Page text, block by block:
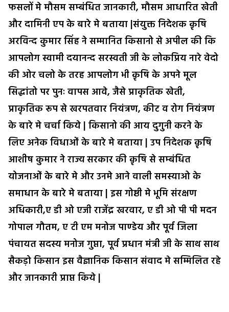
फसलों मे मौसम सम्बंधित जानकारी, मौसम आधारित खेती
और दामिनी एप के बारे मे बताया |संयुक्त निदेशक क़ृषि
अरविन्द कुमार सिंह ने सम्मानित किसानो से अपील की कि
आपलोग स्वामी दयानन्द सरस्वती जी के लोकप्रिय नारे वेदो
की ओर चलो के तरह आपलोग भी क़ृषि के अपने मूल
सिद्धांतो पर पुनः वापस आवे, जैसे प्राकृतिक खेती,
प्राकृतिक रूप से खरपतवार नियंत्रण, कीट व रोग नियंत्रण
के बारे मे चर्चा किये | किसानो की आय दुगुनी करने के
लिए अनेक विधाओं के बारे मे बताया | उप निदेशक क़ृषि
आशीष कुमार ने राज्य सरकार की क़ृषि से सम्बंधित
योजनाओं के बारे मे और उनमे आने वाली समस्याओ के
समाधान के बारे मे बताया | इस गोष्ठी मे भूमि संरक्षण
अधिकारी,ए डी ओ एजी राजेंद्र खरवार, ए डी ओ पी पी मदन
गोपाल गौतम, ए टी एम मनोज पाण्डेय और पूर्व जिला
पंचायत सदस्य मनोज गुप्ता, पूर्व प्रधान मंत्री जी के साथ साथ
सैकड़ो किसान इस वैज्ञानिक किसान संवाद मे सम्मिलित रहे
और जानकारी प्राप्त किये |